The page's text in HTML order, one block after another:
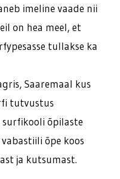
imeline vaade nii
on hea meel, et
tullakse ka
Saaremaal kus
tutvustus
õpilaste
õpe koos
ja kutsumast.